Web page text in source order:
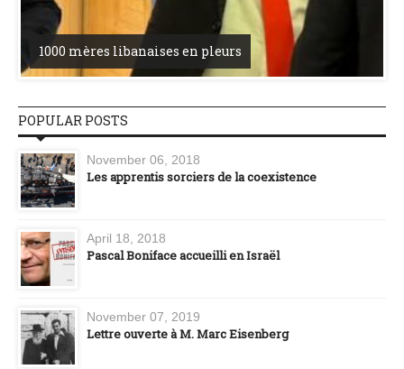
1000 mères libanaises en pleurs
POPULAR POSTS
November 06, 2018
Les apprentis sorciers de la coexistence
April 18, 2018
Pascal Boniface accueilli en Israël
November 07, 2019
Lettre ouverte à M. Marc Eisenberg